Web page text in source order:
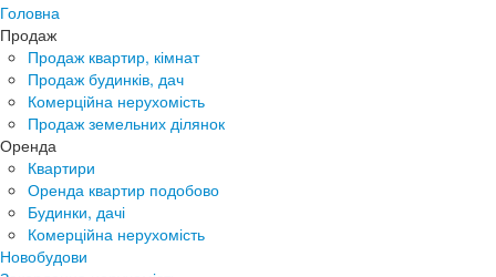
Головна
Продаж
Продаж квартир, кімнат
Продаж будинків, дач
Комерційна нерухомість
Продаж земельних ділянок
Оренда
Квартири
Оренда квартир подобово
Будинки, дачі
Комерційна нерухомість
Новобудови